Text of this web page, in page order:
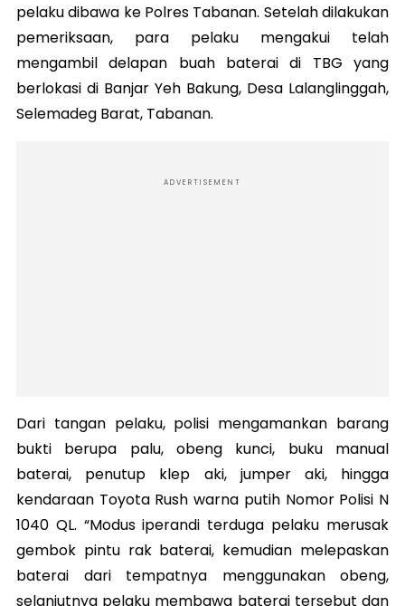
pelaku dibawa ke Polres Tabanan. Setelah dilakukan
pemeriksaan, para pelaku mengakui telah
mengambil delapan buah baterai di TBG yang
berlokasi di Banjar Yeh Bakung, Desa Lalanglinggah,
Selemadeg Barat, Tabanan.
ADVERTISEMENT
Dari tangan pelaku, polisi mengamankan barang
bukti berupa palu, obeng kunci, buku manual
baterai, penutup klep aki, jumper aki, hingga
kendaraan Toyota Rush warna putih Nomor Polisi N
1040 QL. “Modus iperandi terduga pelaku merusak
gembok pintu rak baterai, kemudian melepaskan
baterai dari tempatnya menggunakan obeng,
selanjutnya pelaku membawa baterai tersebut dan